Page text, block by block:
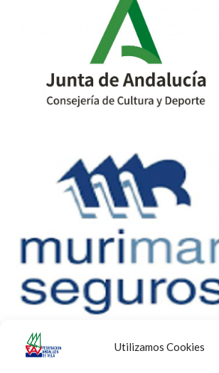
Utilizamos Cookies